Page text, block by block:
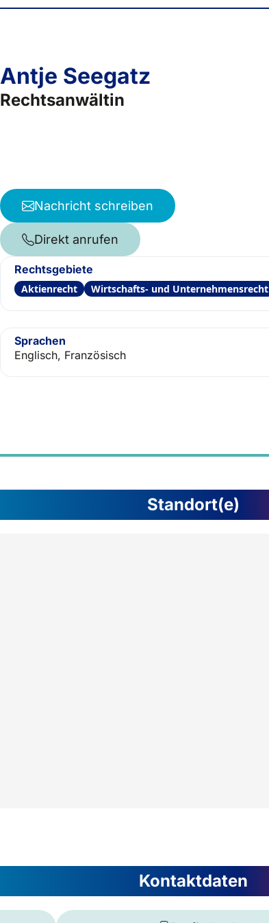
Antje Seegatz
Rechtsanwältin
Nachricht schreiben
Direkt anrufen
Rechtsgebiete
Aktienrecht Wirtschafts- und Unternehmensrecht
Sprachen
Englisch, Französisch
Standort(e)
Kontaktdaten